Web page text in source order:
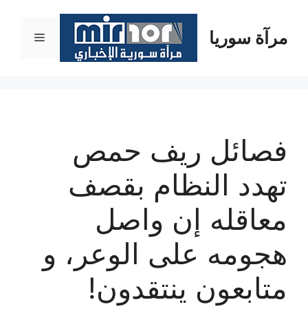
المحتوىمرآة سوريا القائمة
فصائل ريف حمص
تهدد النظام بقصف
معاقله إن واصل
هجومه على الوعر، و
متابعون ينتقدون!